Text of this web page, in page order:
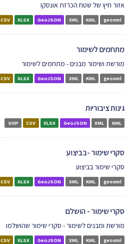
אזור חיץ של שטח הכרזת אונסקו
CSV XLSX GeoJSON XML KML geoxml
מתחמים לשימור
מורשת ושימור מבנים - מתחמים לשימור
CSV XLSX GeoJSON XML KML geoxml
גינות ציבוריות
SHP CSV XLSX GeoJSON XML KML
סקרי שימור -בביצוע
סקרי שימור בביצוע
CSV XLSX GeoJSON XML KML geoxml
סקרי שימור - הושלם
מורשת ומבנים לשימור - סקרי שימור שהושלמו
CSV XLSX GeoJSON XML KML geoxml